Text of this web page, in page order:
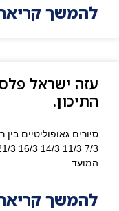
להמשך
עזה ישראל
התיכון.
המועד
להמשך